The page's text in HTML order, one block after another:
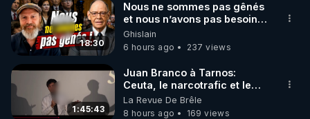
18:30
Nous ne sommes pas gênés
et nous n’avons pas besoin
de nous excuser ! #jw
#jehovah #collegecentral
Ghislain
6 hours ago
237 views
1:45:43
Juan Branco à Tarnos:
Ceuta, le narcotrafic et le
pouvoir en France
La Revue De Brêle
8 hours ago
169 views